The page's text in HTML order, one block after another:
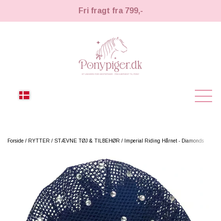
Fri fragt fra 799,-
NYHEDER
KÆPHESTE
KÆPHESTE
STRIGLER & TILBEHØR
LEMIEUX TOY PONY
TIL HESTEPIGER
Forside RYTTER STÆVNE TØJ & TILBEHØR Imperial Riding Hårnet - Diamonds